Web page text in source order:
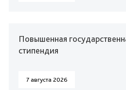
Повышенная
стипендия
7 августа 2026